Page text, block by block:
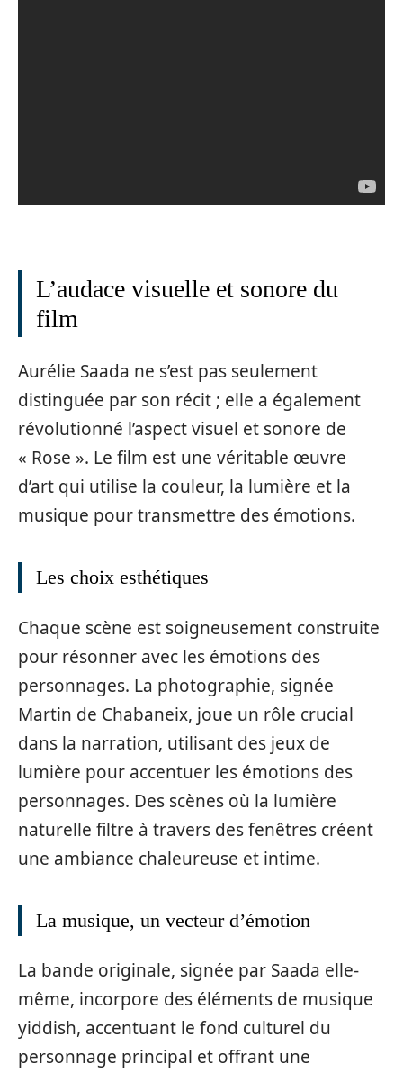
L’audace visuelle et sonore du
film
Aurélie Saada ne s’est pas seulement
distinguée par son récit ; elle a également
révolutionné l’aspect visuel et sonore de
« Rose ». Le film est une véritable œuvre
d’art qui utilise la couleur, la lumière et la
musique pour transmettre des émotions.
Les choix esthétiques
Chaque scène est soigneusement construite
pour résonner avec les émotions des
personnages. La photographie, signée
Martin de Chabaneix, joue un rôle crucial
dans la narration, utilisant des jeux de
lumière pour accentuer les émotions des
personnages. Des scènes où la lumière
naturelle filtre à travers des fenêtres créent
une ambiance chaleureuse et intime.
La musique, un vecteur d’émotion
La bande originale, signée par Saada elle-
même, incorpore des éléments de musique
yiddish, accentuant le fond culturel du
personnage principal et offrant une